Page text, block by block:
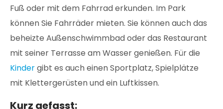
Fuß oder mit dem Fahrrad erkunden. Im Park
können Sie Fahrräder mieten. Sie können auch das
beheizte Außenschwimmbad oder das Restaurant
mit seiner Terrasse am Wasser genießen. Für die
Kindergibt es auch einen Sportplatz, Spielplätze
mit Klettergerüsten und ein Luftkissen.
Kurz gefasst: